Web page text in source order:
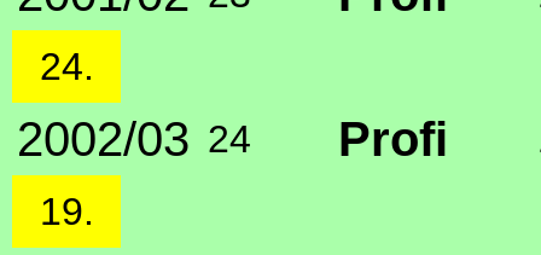
24.
2002/03 24 Profi
19.